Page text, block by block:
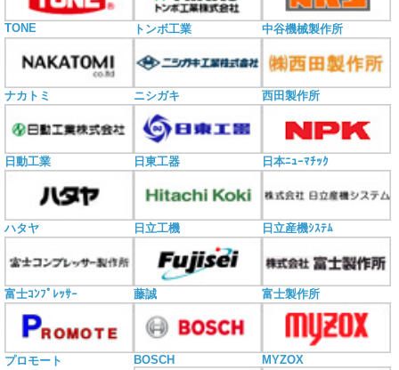
TONE トンボ工業 中谷機械製作所
ナカトミ ニシガキ 西田製作所
日動工業 日東工器 日本ﾆｭｰﾏﾁｯｸ
ハタヤ 日立工機 日立産機ｼｽﾃﾑ
富士ｺﾝﾌﾟﾚｯｻｰ 藤誠 富士製作所
プロモート BOSCH MYZOX